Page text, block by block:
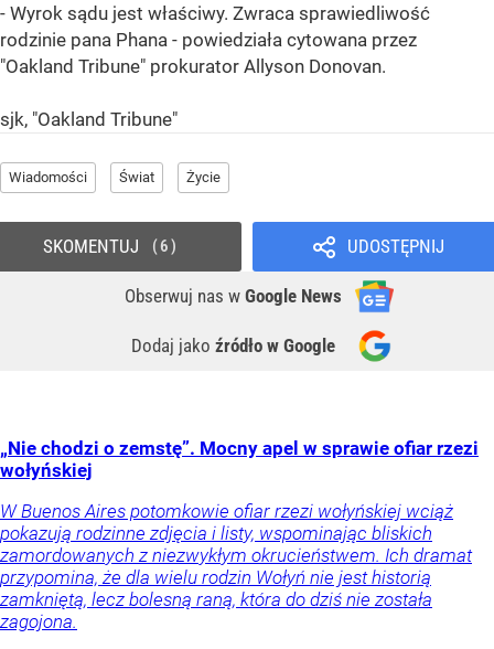
- Wyrok sądu jest właściwy. Zwraca sprawiedliwość
rodzinie pana Phana - powiedziała cytowana przez
"Oakland Tribune" prokurator Allyson Donovan.
sjk, "Oakland Tribune"
Wiadomości Świat Życie
UDOSTĘPNIJ
Obserwuj nas w Google News
Dodaj jako źródło w Google
SKOMENTUJ 6
„Nie chodzi o zemstę”. Mocny apel w sprawie ofiar rzezi
wołyńskiej
W Buenos Aires potomkowie ofiar rzezi wołyńskiej wciąż
pokazują rodzinne zdjęcia i listy, wspominając bliskich
zamordowanych z niezwykłym okrucieństwem. Ich dramat
przypomina, że dla wielu rodzin Wołyń nie jest historią
zamkniętą, lecz bolesną raną, która do dziś nie została
zagojona.